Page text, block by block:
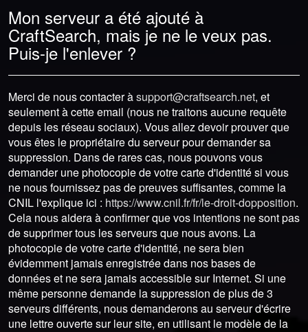
Mon serveur a été ajouté à
CraftSearch, mais je ne le veux pas.
Puis-je l'enlever ?
Merci de nous contacter àsupport@craftsearch.net, et
seulement à cette email (nous ne traitons aucune requête
depuis les réseau sociaux). Vous allez devoir prouver que
vous êtes le propriétaire du serveur pour demander sa
suppression. Dans de rares cas, nous pouvons vous
demander une photocopie de votre carte d'identité si vous
ne nous fournissez pas de preuves suffisantes, comme la
CNIL l'explique ici : https://www.cnil.fr/fr/le-droit-dopposition.
Cela nous aidera à confirmer que vos intentions ne sont pas
de supprimer tous les serveurs que nous avons. La
photocopie de votre carte d'identité, ne sera bien
évidemment jamais enregistrée dans nos bases de
données et ne sera jamais accessible sur Internet. Si une
même personne demande la suppression de plus de 3
serveurs différents, nous demanderons au serveur d'écrire
une lettre ouverte sur leur site, en utilisant le modèle de la